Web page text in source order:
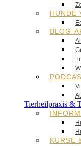
HUNDE
BLOG-
Tierheilpraxis &
KURSE